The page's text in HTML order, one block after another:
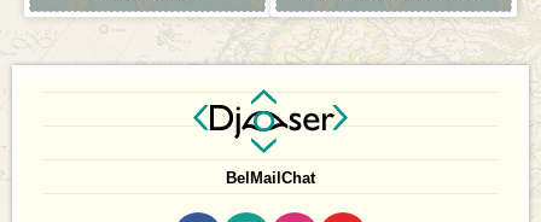
Bel Mail Chat